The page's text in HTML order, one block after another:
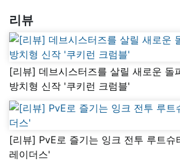
리뷰
[리뷰] 데브시스터즈를 살릴 새로운 돌
방치형 신작 '쿠키런 크럼블'
[리뷰] PvE로 즐기는 잉크 전투 루트슈
레이더스'